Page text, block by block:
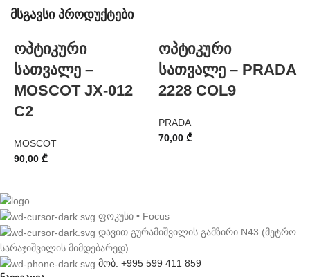
მსგავსი პროდუქტები
ოპტიკური
სათვალე –
MOSCOT JX-012
C2
MOSCOT
90,00 ₾
ოპტიკური
სათვალე – PRADA
2228 COL9
PRADA
70,00 ₾
ფოკუსი • Focus
დავით გურამიშვილის გამზირი N43 (მეტრო
სარაჯიშვილის მიმდებარედ)
მობ: +995 599 411 859